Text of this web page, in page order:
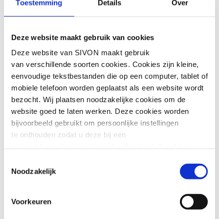
Toestemming Details Over
Deze website maakt gebruik van cookies
Deze website van SIVON maakt gebruik
van verschillende soorten cookies. Cookies zijn kleine,
eenvoudige tekstbestanden die op een computer, tablet of
mobiele telefoon worden geplaatst als een website wordt
bezocht. Wij plaatsen noodzakelijke cookies om de
website goed te laten werken. Deze cookies worden
bijvoorbeeld gebruikt om persoonlijke instellingen
te onthouden zodat u deze bij een
Soms embedden wij content van andere websites, zoals
marketingcookies plaatsen, bijvoorbeeld om advertenties
Noodzakelijk
Voorkeuren
kwaliteit zit namelijk tussen leraar en
leerling.” Martine den Heijer
Angst voor het
onbekende
Martine merkt in haar contact met
schoolbesturen dat zij het vaak spannend
vinden om over te stappen op iets nieuws.
gekozen wordt voor ‘meer van hetzelfde’.
hoeft niet altijd tot kwaliteitsverlies te
leiden,” legt Martine uit. “Integendeel